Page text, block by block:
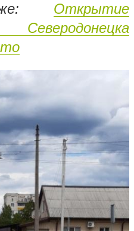
Открытие